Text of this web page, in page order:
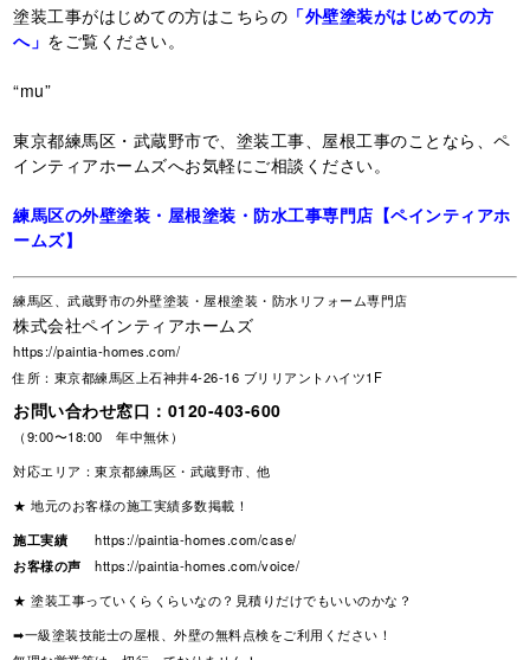
塗装工事がはじめての方はこちらの 「外壁塗装がはじめての方
へ」 をご覧ください。
“mu”
東京都練馬区・武蔵野市で、塗装工事、屋根工事のことなら、ペ
インティアホームズへお気軽にご相談ください。
練馬区の外壁塗装・屋根塗装・防水工事専門店【ペインティアホ
ームズ】
練馬区、武蔵野市の外壁塗装・屋根塗装・防水リフォーム専門店
株式会社ペインティアホームズ
https://paintia-homes.com/
住所：東京都練馬区上石神井4-26-16 ブリリアントハイツ1F
お問い合わせ窓口： 0120-403-600
（9:00〜18:00 年中無休）
対応エリア：東京都練馬区・武蔵野市、他
★ 地元のお客様の施工実績多数掲載！
施工実績
https://paintia-homes.com/case/
お客様の声
https://paintia-homes.com/voice/
★ 塗装工事っていくらくらいなの？見積りだけでもいいのかな？
➡一級塗装技能士の屋根、外壁の無料点検をご利用ください！